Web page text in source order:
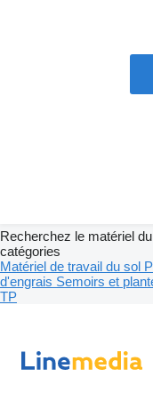
Recherchez le matériel
catégories
Matériel de travail du sol
d'engrais Semoirs et
TP